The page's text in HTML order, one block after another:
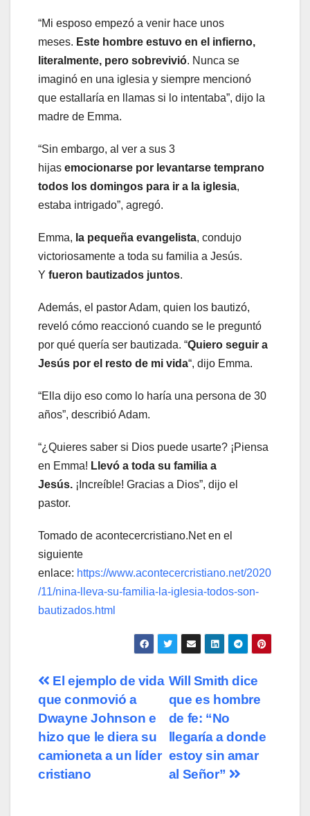
“Mi esposo empezó a venir hace unos
meses. Este hombre estuvo en el infierno,
literalmente, pero sobrevivió. Nunca se
imaginó en una iglesia y siempre mencionó
que estallaría en llamas si lo intentaba”, dijo la
madre de Emma.
“Sin embargo, al ver a sus 3
hijas emocionarse por levantarse temprano
todos los domingos para ir a la iglesia,
estaba intrigado”, agregó.
Emma, ​​ la pequeña evangelista, condujo
victoriosamente a toda su familia a Jesús.
Y fueron bautizados juntos.
Además, el pastor Adam, quien los bautizó,
reveló cómo reaccionó cuando se le preguntó
por qué quería ser bautizada. “Quiero seguir a
Jesús por el resto de mi vida“, dijo Emma.
“Ella dijo eso como lo haría una persona de 30
años”, describió Adam.
“¿Quieres saber si Dios puede usarte? ¡Piensa
en Emma! Llevó a toda su familia a
Jesús. ¡Increíble! Gracias a Dios”, dijo el
pastor.
Tomado de acontecercristiano.Net en el
siguiente
enlace: https://www.acontecercristiano.net/2020
/11/nina-lleva-su-familia-la-iglesia-todos-son-
bautizados.html
Navegación
de
entradas
Will Smith dice
que es hombre
de fe: “No
llegaría a donde
estoy sin amar
al Señor”
El ejemplo de vida
que conmovió a
Dwayne Johnson e
hizo que le diera su
camioneta a un líder
cristiano